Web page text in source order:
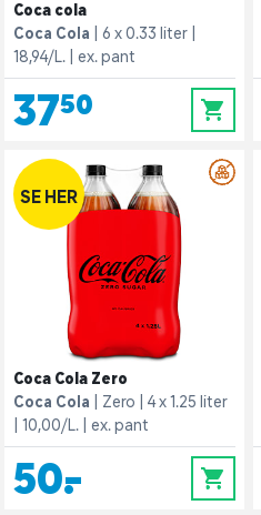
Coca cola
Coca Cola
6 x 0.33 liter
18,94/L.
ex. pant
37,50 0
SE HER
Coca Cola Zero
Coca Cola
Zero
4 x 1.25 liter
10,00/L.
ex. pant
50,- 0